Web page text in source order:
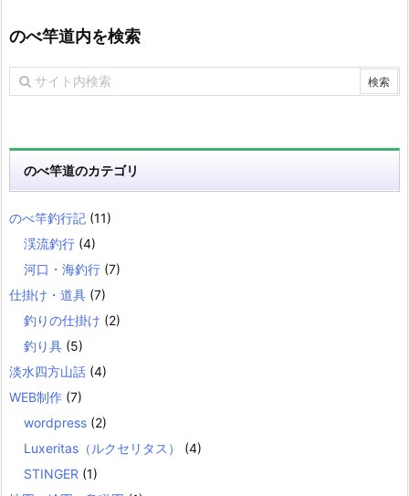
のべ竿道内を検索
のべ竿道のカテゴリ
のべ竿釣行記 (11)
渓流釣行 (4)
河口・海釣行 (7)
仕掛け・道具 (7)
釣りの仕掛け (2)
釣り具 (5)
淡水四方山話 (4)
WEB制作 (7)
wordpress (2)
Luxeritas（ルクセリタス）
(4)
STINGER (1)